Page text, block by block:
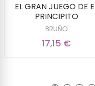
EL GRAN JUEGO DE
PRINCIPITO
BRUÑO
17,15 €